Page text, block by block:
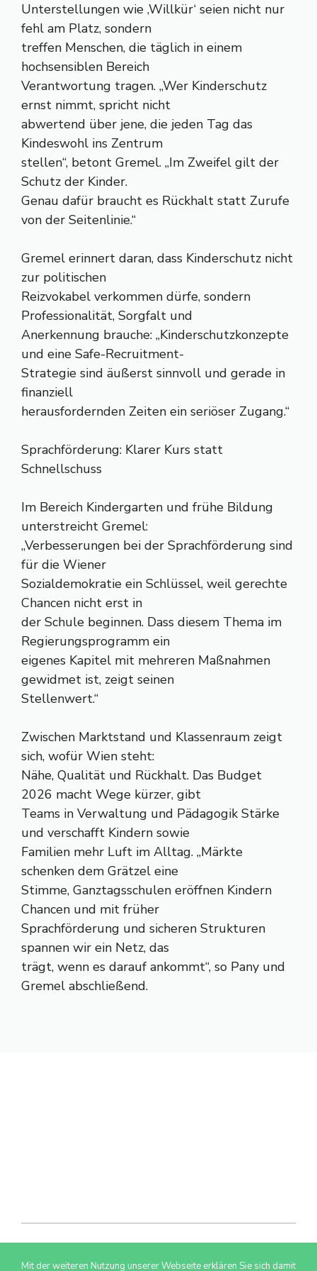
Unterstellungen wie ‚Willkür‘ seien nicht nur
fehl am Platz, sondern
treffen Menschen, die täglich in einem
hochsensiblen Bereich
Verantwortung tragen. „Wer Kinderschutz
ernst nimmt, spricht nicht
abwertend über jene, die jeden Tag das
Kindeswohl ins Zentrum
stellen“, betont Gremel. „Im Zweifel gilt der
Schutz der Kinder.
Genau dafür braucht es Rückhalt statt Zurufe
von der Seitenlinie.“
Gremel erinnert daran, dass Kinderschutz nicht
zur politischen
Reizvokabel verkommen dürfe, sondern
Professionalität, Sorgfalt und
Anerkennung brauche: „Kinderschutzkonzepte
und eine Safe-Recruitment-
Strategie sind äußerst sinnvoll und gerade in
finanziell
herausfordernden Zeiten ein seriöser Zugang.“
Sprachförderung: Klarer Kurs statt
Schnellschuss
Im Bereich Kindergarten und frühe Bildung
unterstreicht Gremel:
„Verbesserungen bei der Sprachförderung sind
für die Wiener
Sozialdemokratie ein Schlüssel, weil gerechte
Chancen nicht erst in
der Schule beginnen. Dass diesem Thema im
Regierungsprogramm ein
eigenes Kapitel mit mehreren Maßnahmen
gewidmet ist, zeigt seinen
Stellenwert.“
Zwischen Marktstand und Klassenraum zeigt
sich, wofür Wien steht:
Nähe, Qualität und Rückhalt. Das Budget
2026 macht Wege kürzer, gibt
Teams in Verwaltung und Pädagogik Stärke
und verschafft Kindern sowie
Familien mehr Luft im Alltag. „Märkte
schenken dem Grätzel eine
Stimme, Ganztagsschulen eröffnen Kindern
Chancen und mit früher
Sprachförderung und sicheren Strukturen
spannen wir ein Netz, das
trägt, wenn es darauf ankommt“, so Pany und
Gremel abschließend.
Mit der weiteren Nutzung unserer Webseite erklären Sie sich damit